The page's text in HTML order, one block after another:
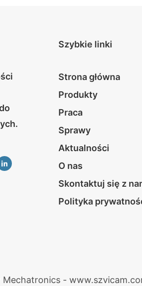
Szybkie linki
Strona główna
Produkty
Praca
Sprawy
Aktualności
O nas
Skontaktuj się z
Polityka
-